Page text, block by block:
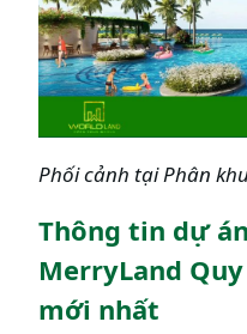
Phối cảnh tại Phân
Thông tin dự
MerryLand
mới nhất